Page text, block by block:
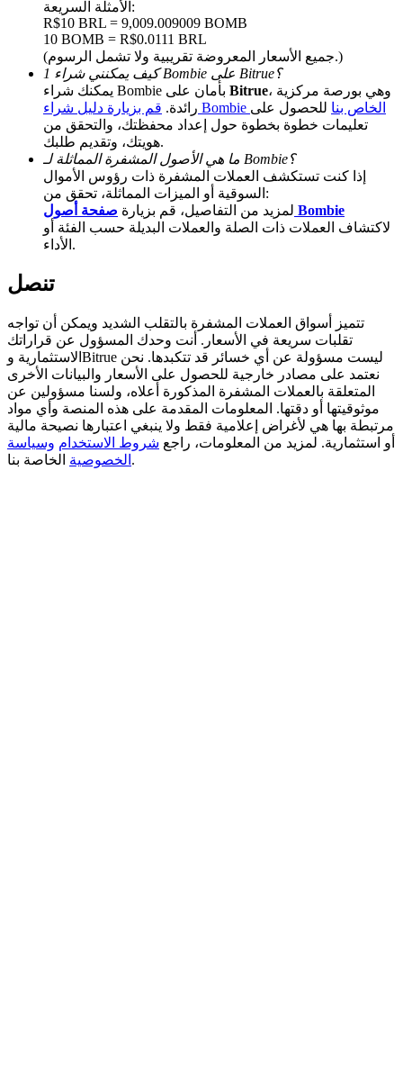
BTC Welcome Rewards
Deposit & Trade BTC to Share 25000 USDT prize pool!
Share 500000 CASHCAT prize pool
Exclusive for BitMart Users
Register & Trade to Win 500,000 USDT
الأمثلة السريعة:
R$10 BRL = 9,009.009009 BOMB
10 BOMB = R$0.0111 BRL
(جميع الأسعار المعروضة تقريبية ولا تشمل الرسوم.)
كيف يمكنني شراء 1 Bombie على Bitrue؟
Bitrue، وهي بورصة مركزية
رائدة.
قم بزيارة دليل شراء Bombie الخاص بنا للحصول على
تعليمات خطوة بخطوة حول إعداد محفظتك، والتحقق من
هويتك، وتقديم طلبك.
ما هي الأصول المشفرة المماثلة لـ Bombie؟
إذا كنت تستكشف العملات المشفرة ذات رؤوس الأموال
السوقية أو الميزات المماثلة، تحقق من:
لمزيد من التفاصيل، قم بزيارة صفحة أصول Bombie
لاكتشاف العملات ذات الصلة والعملات البديلة حسب الفئة أو
الأداء.
تنصل
تتميز أسواق العملات المشفرة بالتقلب الشديد ويمكن أن تواجه
تقلبات سريعة في الأسعار. أنت وحدك المسؤول عن قراراتك
الاستثمارية وBitrue ليست مسؤولة عن أي خسائر قد تتكبدها. نحن
نعتمد على مصادر خارجية للحصول على الأسعار والبيانات الأخرى
المتعلقة بالعملات المشفرة المذكورة أعلاه، ولسنا مسؤولين عن
موثوقيتها أو دقتها. المعلومات المقدمة على هذه المنصة وأي مواد
مرتبطة بها هي لأغراض إعلامية فقط ولا ينبغي اعتبارها نصيحة مالية
أو استثمارية. لمزيد من المعلومات، راجع شروط الاستخدام وسياسة
الخصوصية الخاصة بنا.